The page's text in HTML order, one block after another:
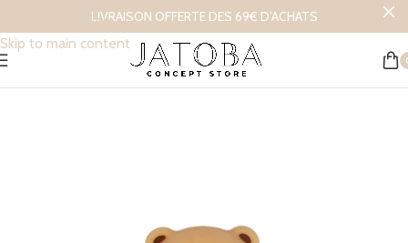
LIVRAISON OFFERTE DES 69€ D’ACHATS
Skip to navigation
Skip to main content
Accueil L’univers des enfants